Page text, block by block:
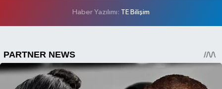
Haber Yazılımı: TE Bilişim